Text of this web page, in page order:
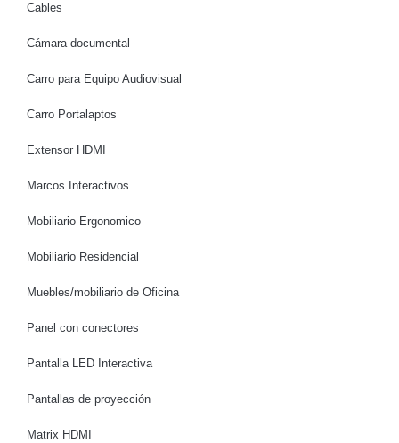
Cables
Cámara documental
Carro para Equipo Audiovisual
Carro Portalaptos
Extensor HDMI
Marcos Interactivos
Mobiliario Ergonomico
Mobiliario Residencial
Muebles/mobiliario de Oficina
Panel con conectores
Pantalla LED Interactiva
Pantallas de proyección
Matrix HDMI